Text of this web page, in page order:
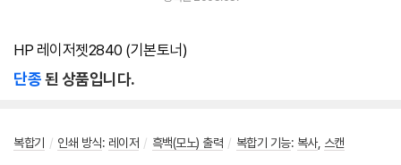
HP 레이저젯2840 (기본토너)
단종된 상품입니다.
복합기 / 인쇄 방식: 레이저 / 흑백(모노) 출력 / 복합기 기능: 복사, 스캔